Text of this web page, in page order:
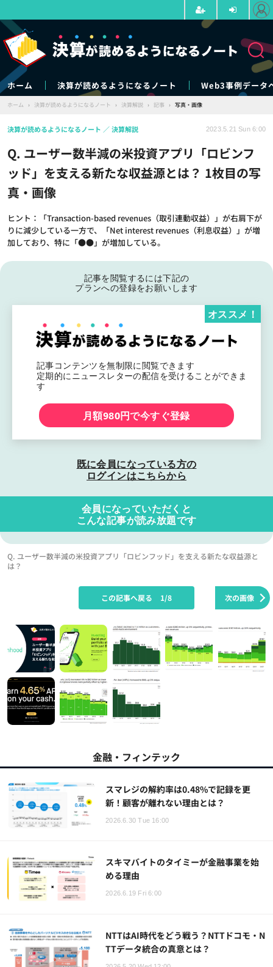
ホーム 決算が読めるようになるノート Web3事例データ
ホーム › 決算が読めるようになるノート › 決算解説 › 記事 › 写真・画像
Q. ユーザー数半減の米投資アプリ「ロビンフ
ッド」を支える新たな収益源とは？ 1枚目の写
真・画像
ヒント：「Transaction-based revenues（取引連動収益）」が右肩下が
りに減少している一方で、「Net interest revenues（利息収益）」が増
加しており、特に「●●」が増加している。
決算が読めるようになるノート 決算解説 2023.5.21 Sun 6:00
記事を閲覧するには下記の
プランへの登録をお願いします
記事コンテンツを無制限に閲覧できます
定期的にニュースレターの配信を受けることができま
す
オススメ！
月額980円で今すぐ登録
既に会員になっている方の
ログインはこちらから
会員になっていただくと
こんな記事が読み放題です
Q. ユーザー数半減の米投資アプリ「ロビンフッド」を支える新たな収益源と
は？
次の画像
この記事へ戻る 1/8
金融・フィンテック
スマレジの解約率は0.48%で記録を更
新！顧客が離れない理由とは？
2026.6.30 Tue 16:00
スキマバイトのタイミーが金融事業を始
める理由
2026.6.19 Fri 6:00
NTTはAI時代をどう戦う？NTTドコモ・N
TTデータ統合の真意とは？